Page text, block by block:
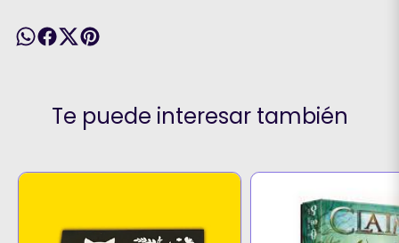
Te puede interesar también